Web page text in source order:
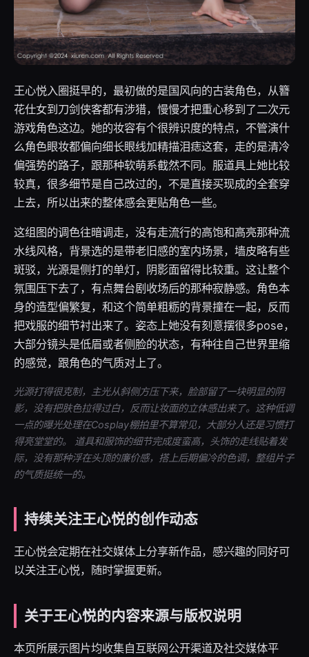
王心悦入圈挺早的，最初做的是国风向的古装角色，从簪
花仕女到刀剑侠客都有涉猎，慢慢才把重心移到了二次元
游戏角色这边。她的妆容有个很辨识度的特点，不管演什
么角色眼妆都偏向细长眼线加精描泪痣这套，走的是清冷
偏强势的路子，跟那种软萌系截然不同。服道具上她比较
较真，很多细节是自己改过的，不是直接买现成的全套穿
上去，所以出来的整体感会更贴角色一些。
这组图的调色往暗调走，没有走流行的高饱和高亮那种流
水线风格，背景选的是带老旧感的室内场景，墙皮略有些
斑驳，光源是侧打的单灯，阴影面留得比较重。这让整个
氛围压下去了，有点舞台剧收场后的那种寂静感。角色本
身的造型偏繁复，和这个简单粗粝的背景撞在一起，反而
把戏服的细节衬出来了。姿态上她没有刻意摆很多pose，
大部分镜头是低眉或者侧脸的状态，有种往自己世界里缩
的感觉，跟角色的气质对上了。
光源打得很克制，主光从斜侧方压下来，脸部留了一块明显的阴
影，没有把肤色拉得过白，反而让妆面的立体感出来了。这种低调
一点的曝光处理在Cosplay棚拍里不算常见，大部分人还是习惯打
得亮堂堂的。 道具和服饰的细节完成度蛮高，头饰的走线贴着发
际，没有那种浮在头顶的廉价感，搭上后期偏冷的色调，整组片子
的气质挺统一的。
持续关注王心悦的创作动态
王心悦会定期在社交媒体上分享新作品，感兴趣的同好可
以关注王心悦，随时掌握更新。
关于王心悦的内容来源与版权说明
本页所展示图片均收集自互联网公开渠道及社交媒体平